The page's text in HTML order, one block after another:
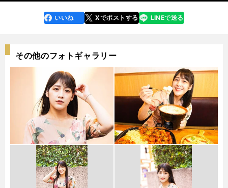
faceboo
k
いいね Xでポストする
line LINEで送る
その他のフォトギャラリー